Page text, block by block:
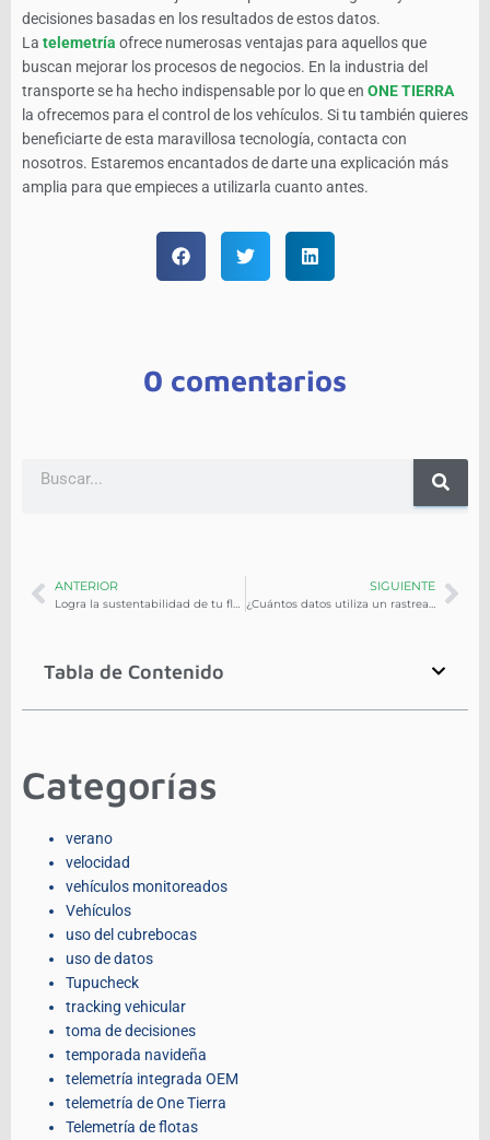
decisiones basadas en los resultados de estos datos.
La telemetría ofrece numerosas ventajas para aquellos que
buscan mejorar los procesos de negocios. En la industria del
transporte se ha hecho indispensable por lo que en ONE TIERRA
la ofrecemos para el control de los vehículos. Si tu también quieres
beneficiarte de esta maravillosa tecnología, contacta con
nosotros. Estaremos encantados de darte una explicación más
amplia para que empieces a utilizarla cuanto antes.
0 comentarios
ANTERIOR SIGUIENTE
Tabla de Contenido
Categorías
verano
velocidad
vehículos monitoreados
Vehículos
uso del cubrebocas
uso de datos
Tupucheck
tracking vehicular
toma de decisiones
temporada navideña
telemetría integrada OEM
telemetría de One Tierra
Telemetría de flotas